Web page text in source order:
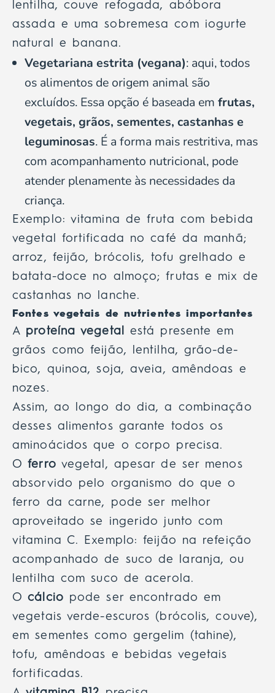
lentilha, couve refogada, abóbora
assada e uma sobremesa com iogurte
natural e banana.
Vegetariana estrita (vegana): aqui, todos
os alimentos de origem animal são
excluídos. Essa opção é baseada em frutas,
vegetais, grãos, sementes, castanhas e
leguminosas. É a forma mais restritiva, mas
com acompanhamento nutricional, pode
atender plenamente às necessidades da
criança.
Exemplo: vitamina de fruta com bebida
vegetal fortificada no café da manhã;
arroz, feijão, brócolis, tofu grelhado e
batata-doce no almoço; frutas e mix de
castanhas no lanche.
Fontes vegetais de nutrientes importantes
A proteína vegetal está presente em
grãos como feijão, lentilha, grão-de-
bico, quinoa, soja, aveia, amêndoas e
nozes.
Assim, ao longo do dia, a combinação
desses alimentos garante todos os
aminoácidos que o corpo precisa.
Oferro vegetal, apesar de ser menos
absorvido pelo organismo do que o
ferro da carne, pode ser melhor
aproveitado se ingerido junto com
vitamina C. Exemplo: feijão na refeição
acompanhado de suco de laranja, ou
lentilha com suco de acerola.
Ocálcio pode ser encontrado em
vegetais verde-escuros (brócolis, couve),
em sementes como gergelim (tahine),
tofu, amêndoas e bebidas vegetais
fortificadas.